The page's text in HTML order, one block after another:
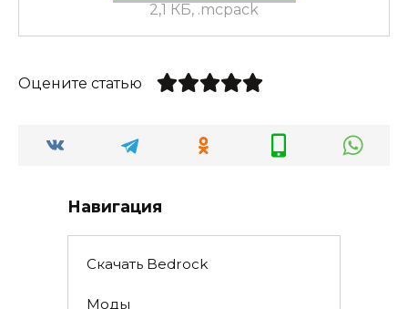
2,1 КБ, .mcpack
Оцените статью
Навигация
Скачать Bedrock
Моды